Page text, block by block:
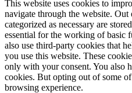
This website uses cookies to
navigate through the website. Out
categorized as necessary are
essential for the working of basic
also use third-party cookies that
you use this website. These
only with your consent. You also
cookies. But opting out of some
browsing experience.